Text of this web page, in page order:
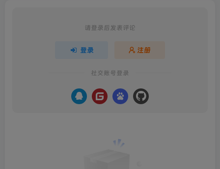
请登录后发表评论
登录 注册
社交账号登录